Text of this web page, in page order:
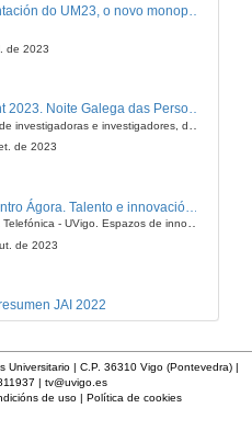
de 2023
G-Night 2023. Noite Galega das Persoas Investigadoras. Conciencias creativas
de 2023
Cátedra Telefónica - UVigo. Espazos de innovación
de 2023
JAI 2022
Universitario | C.P. 36310 Vigo (Pontevedra) |
| tv@uvigo.es
de uso| Política de cookies